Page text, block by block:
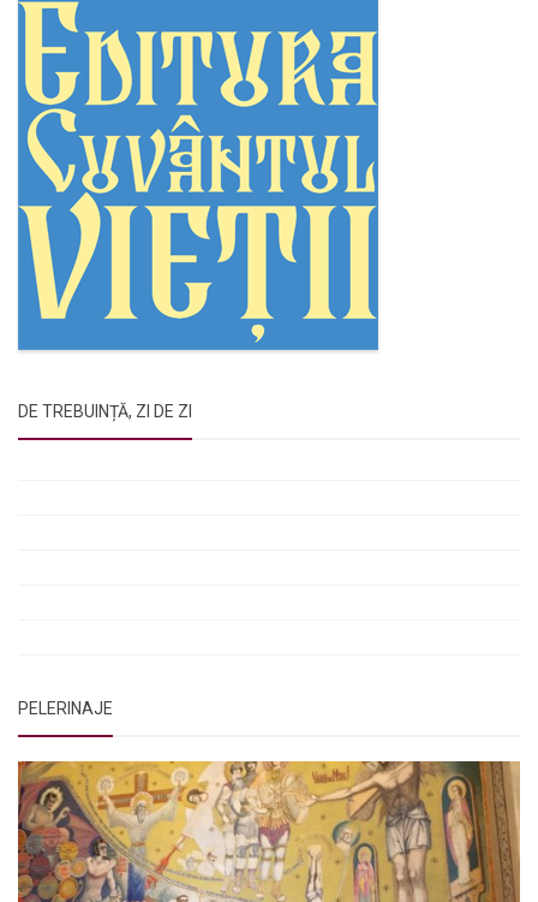
DE TREBUINȚĂ, ZI DE ZI
PELERINAJE